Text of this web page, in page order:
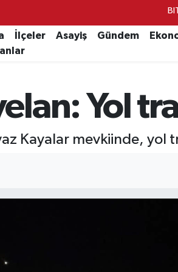
İlçeler Asayiş Gündem
Yol
Kayalar mevkiinde, yol